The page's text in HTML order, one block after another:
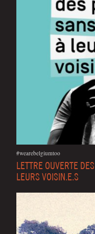
#wearebelgiumtoo
LETTRE OUVERTE
LEURS VOISIN.E.S